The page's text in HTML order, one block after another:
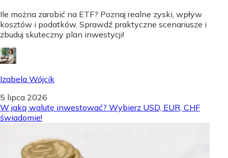
Ile można zarobić na ETF? Poznaj realne zyski, wpływ
kosztów i podatków. Sprawdź praktyczne scenariusze i
zbuduj skuteczny plan inwestycji!
Izabela Wójcik
5 lipca 2026
W jaką walutę inwestować? Wybierz USD, EUR, CHF
świadomie!